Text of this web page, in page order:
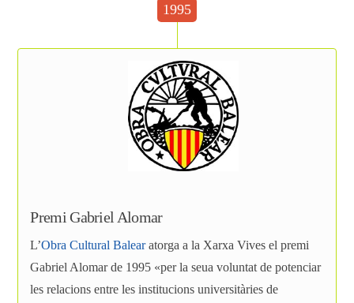
1995
Premi Gabriel Alomar
L’Obra Cultural Balearatorga a la Xarxa Vives el premi
Gabriel Alomar de 1995 «per la seua voluntat de potenciar
les relacions entre les institucions universitàries de